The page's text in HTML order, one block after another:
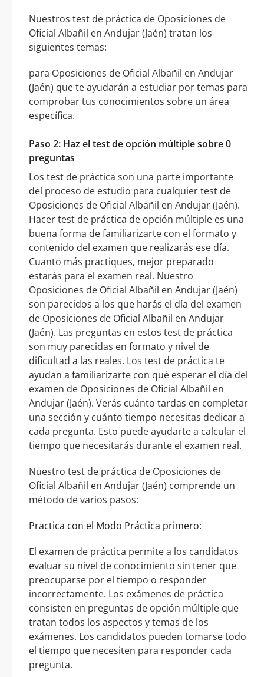
Nuestros test de práctica de Oposiciones de
Oficial Albañil en Andujar (Jaén) tratan los
siguientes temas:
para Oposiciones de Oficial Albañil en Andujar
(Jaén) que te ayudarán a estudiar por temas para
comprobar tus conocimientos sobre un área
específica.
Paso 2: Haz el test de opción múltiple sobre 0
preguntas
Los test de práctica son una parte importante
del proceso de estudio para cualquier test de
Oposiciones de Oficial Albañil en Andujar (Jaén).
Hacer test de práctica de opción múltiple es una
buena forma de familiarizarte con el formato y
contenido del examen que realizarás ese día.
Cuanto más practiques, mejor preparado
estarás para el examen real. Nuestro
Oposiciones de Oficial Albañil en Andujar (Jaén)
son parecidos a los que harás el día del examen
de Oposiciones de Oficial Albañil en Andujar
(Jaén). Las preguntas en estos test de práctica
son muy parecidas en formato y nivel de
dificultad a las reales. Los test de práctica te
ayudan a familiarizarte con qué esperar el día del
examen de Oposiciones de Oficial Albañil en
Andujar (Jaén). Verás cuánto tardas en completar
una sección y cuánto tiempo necesitas dedicar a
cada pregunta. Esto puede ayudarte a calcular el
tiempo que necesitarás durante el examen real.
Nuestro test de práctica de Oposiciones de
Oficial Albañil en Andujar (Jaén) comprende un
método de varios pasos:
Practica con el Modo Práctica primero:
El examen de práctica permite a los candidatos
evaluar su nivel de conocimiento sin tener que
preocuparse por el tiempo o responder
incorrectamente. Los exámenes de práctica
consisten en preguntas de opción múltiple que
tratan todos los aspectos y temas de los
exámenes. Los candidatos pueden tomarse todo
el tiempo que necesiten para responder cada
pregunta.